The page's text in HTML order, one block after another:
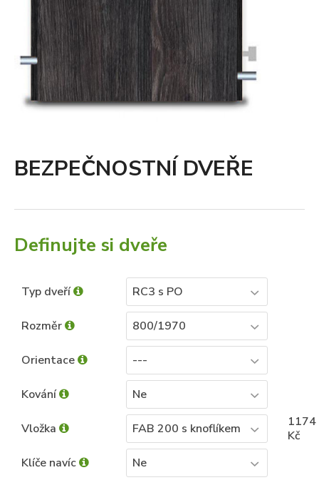
BEZPEČNOSTNÍ DVEŘE
Definujte si dveře
Typ dveří RC3 s PO
Rozměr 800/1970
Orientace ---
Kování Ne
Vložka FAB 200 s knoflíkem
1174
Kč
Klíče navíc
Ne